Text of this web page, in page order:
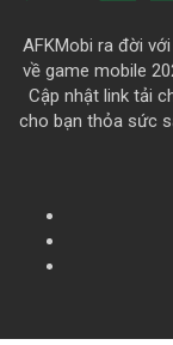
AFKMobi ra đời
về game mobile
Cập nhật link tải
cho bạn thỏa sức